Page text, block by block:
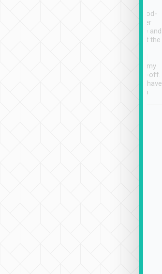
service, vehicles in good-
condition and the driver
service was awesome and
thoughtful. Driver went the
have safely arrived at my
destination after drop-off.
Definitely something I have
not seen elsewhere 👍